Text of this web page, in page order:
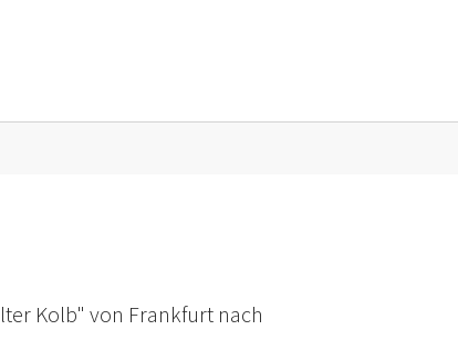
Kolb" von Frankfurt nach